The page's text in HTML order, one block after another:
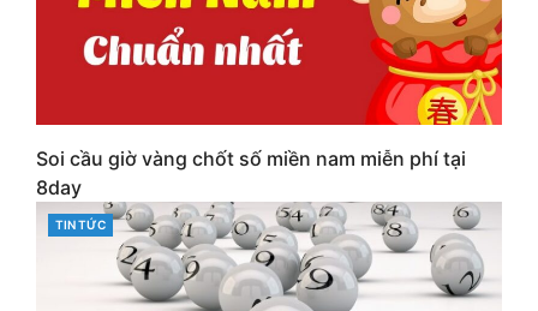
Soi cầu giờ vàng chốt số miền nam miễn phí tại
8day
CATEGORIES
TIN TỨC